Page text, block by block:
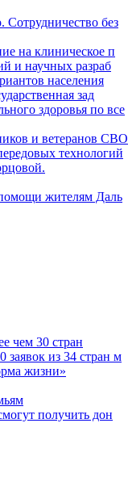
без
на клиническое п
и научных разраб
населения
зад
здоровья по все
и ветеранов СВО
технологий
жителям Даль
чем 30 стран
из 34 стран м
жизни»
получить дон